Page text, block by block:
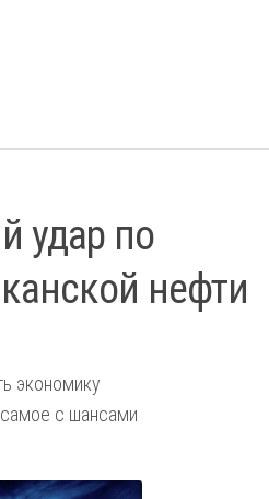
удар по
нефти
экономику
с шансами